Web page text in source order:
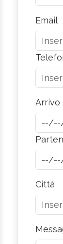
Email
Arrivo
Città